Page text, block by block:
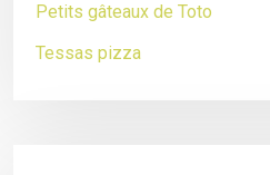
Petits gâteaux de Toto
Tessas pizza